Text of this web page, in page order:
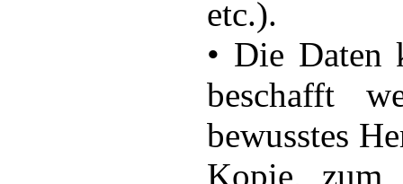
etc.).
• Die Daten
beschafft
bewusstes
Kopie, zum